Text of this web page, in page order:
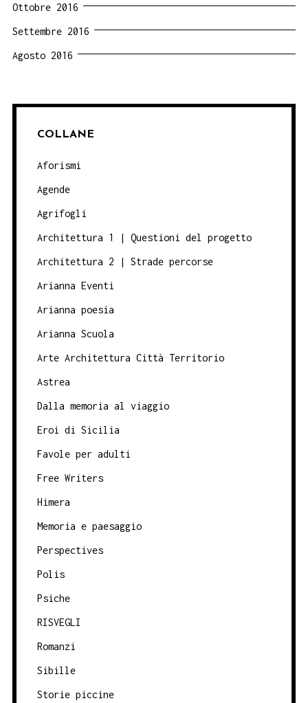
Ottobre 2016
Settembre 2016
Agosto 2016
COLLANE
Aforismi
Agende
Agrifogli
Architettura 1 | Questioni del progetto
Architettura 2 | Strade percorse
Arianna Eventi
Arianna poesia
Arianna Scuola
Arte Architettura Città Territorio
Astrea
Dalla memoria al viaggio
Eroi di Sicilia
Favole per adulti
Free Writers
Himera
Memoria e paesaggio
Perspectives
Polis
Psiche
RISVEGLI
Romanzi
Sibille
Storie piccine